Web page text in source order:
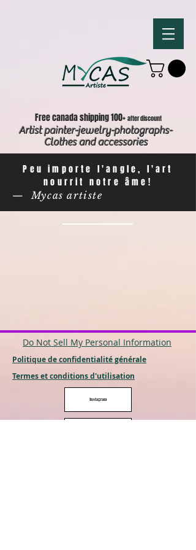
Free canada shipping 100+ after discount
Artist painter-jewelry-photographs-
Clothes and accessories
Peu importe l'angle, l'art
nourrit notre âme!
— Mycas artiste
Do Not Sell My Personal Information
Politique de confidentialité générale
Termes et conditions d'utilisation
Instagram